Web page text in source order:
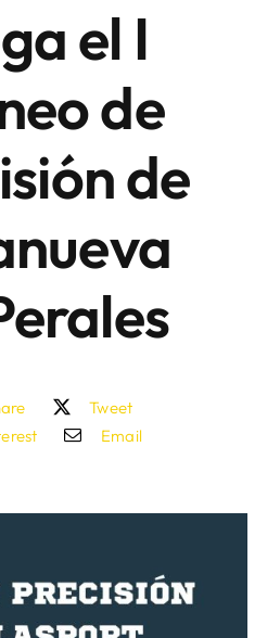
el I
de
de
Tweet
Email